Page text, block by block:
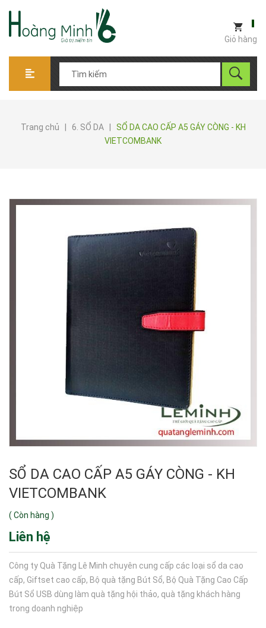
Giỏ hàng
Trang chủ 6. SỔ DA
SỔ DA CAO CẤP A5 GÁY CÒNG - KH
VIETCOMBANK
SỔ DA CAO CẤP A5 GÁY CÒNG - KH
VIETCOMBANK
( Còn hàng )
Liên hệ
Công ty Quà Tặng Lê Minh chuyên cung cấp các loại sổ da cao
cấp, Giftset cao cấp, Bộ quà tặng Bút Sổ, Bộ Quà Tặng Cao Cấp
Bút Sổ USB dùng làm quà tặng hội thảo, quà tặng khách hàng
trong doanh nghiệp